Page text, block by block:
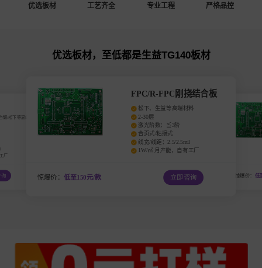
优选板材 工艺齐全 专业工程 严格品控
优选板材，至低都是生益TG140板材
耀/松下等高端材
厂
FPC/R-FPC刚挠结合板
松下、生益等高端材料
2-30层
激光阶数：≦3阶
合页式/粘接式
线宽/线距：2.5/2.5mil
1W/㎡ 月产能，自有工厂
惊爆价： 低至150元/款 立即咨询 惊爆价： 低